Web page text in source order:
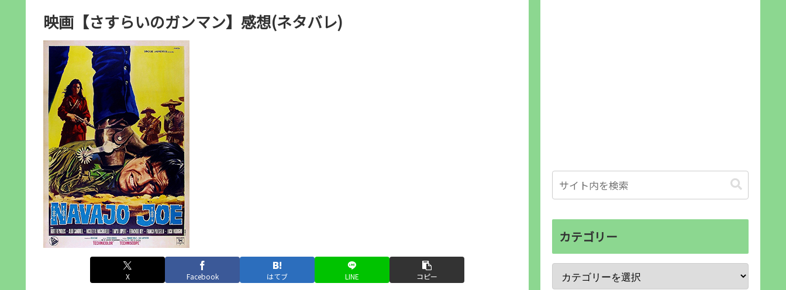
映画【さすらいのガンマン】感想(ネタバレ)
X Facebook はてブ LINE コピー
カテゴリー